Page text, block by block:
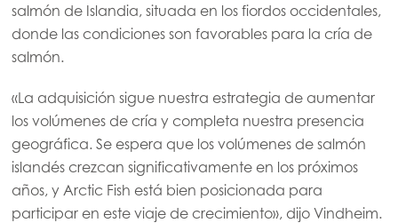
Mowi Canada West
Mowi Chile
salmón de Islandia, situada en los fiordos occidentales,
donde las condiciones son favorables para la cría de
salmón.
«La adquisición sigue nuestra estrategia de aumentar
los volúmenes de cría y completa nuestra presencia
geográfica. Se espera que los volúmenes de salmón
islandés crezcan significativamente en los próximos
años, y Arctic Fish está bien posicionada para
participar en este viaje de crecimiento», dijo Vindheim.